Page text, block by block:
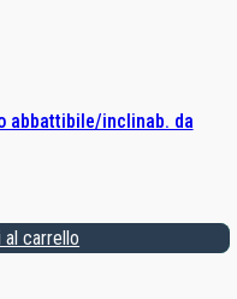
abbattibile/inclinab. da
al carrello